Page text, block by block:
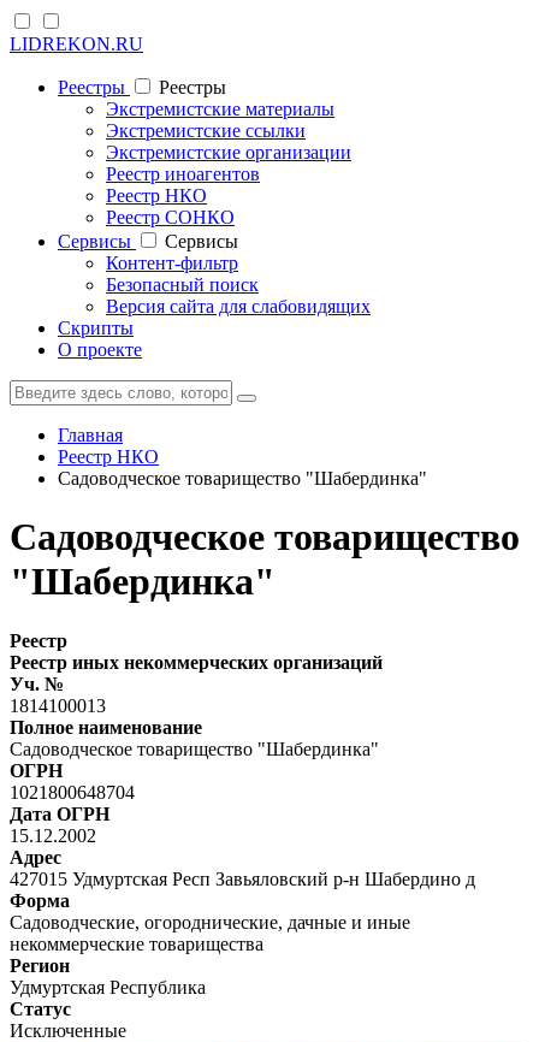
LIDREKON.RU
Реестры
Реестры
Экстремистские материалы
Экстремистские ссылки
Экстремистские организации
Реестр иноагентов
Реестр НКО
Реестр СОНКО
Cервисы
Cервисы
Контент-фильтр
Безопасный поиск
Версия сайта для слабовидящих
Скрипты
О проекте
Главная
Реестр НКО
Садоводческое товарищество "Шабердинка"
Садоводческое товарищество
"Шабердинка"
Реестр
Реестр иных некоммерческих организаций
Уч. №
1814100013
Полное наименование
Садоводческое товарищество "Шабердинка"
ОГРН
1021800648704
Дата ОГРН
15.12.2002
Адрес
427015 Удмуртская Респ Завьяловский р-н Шабердино д
Форма
Садоводческие, огороднические, дачные и иные
некоммерческие товарищества
Регион
Удмуртская Республика
Статус
Исключенные